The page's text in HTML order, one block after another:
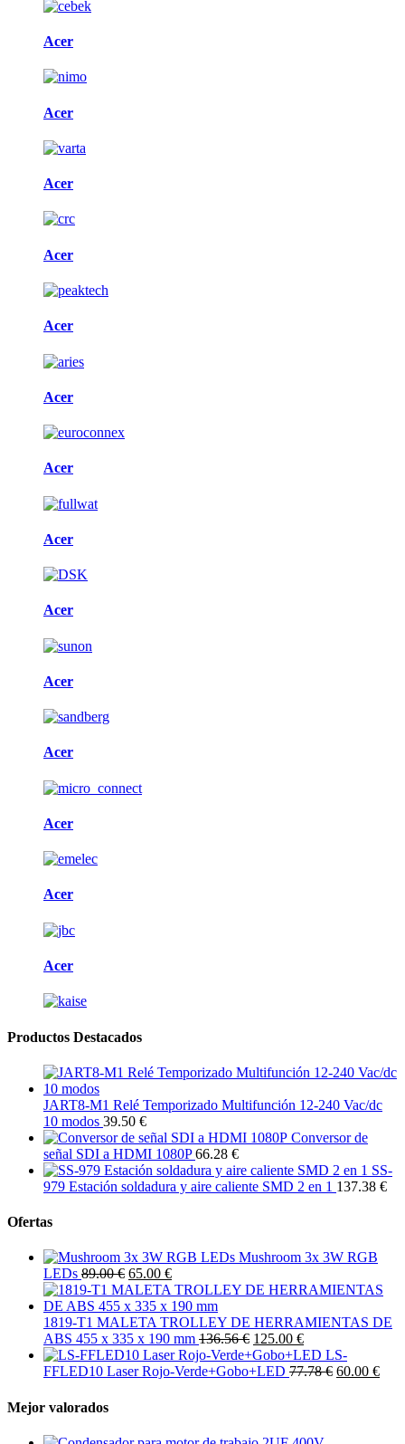
Acer
Acer
Acer
Acer
Acer
Acer
Acer
Acer
Acer
Acer
Acer
Acer
Acer
Acer
Productos Destacados
JART8-M1 Relé Temporizado Multifunción 12-240 Vac/dc
10 modos 39.50 €
Conversor de
señal SDI a HDMI 1080P 66.28 €
SS-
979 Estación soldadura y aire caliente SMD 2 en 1 137.38 €
Ofertas
Mushroom 3x 3W RGB
LEDs 89.00 € 65.00 €
1819-T1 MALETA TROLLEY DE HERRAMIENTAS DE
ABS 455 x 335 x 190 mm 136.56 € 125.00 €
LS-
FFLED10 Laser Rojo-Verde+Gobo+LED 77.78 € 60.00 €
Mejor valorados